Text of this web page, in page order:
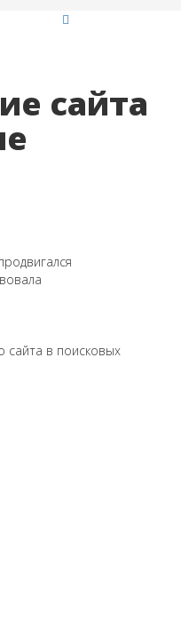
сайта
сайта в поисковых